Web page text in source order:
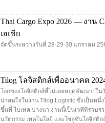
Thai Cargo Expo 2026 — งาน
เอเชีย
จัดขึ้นระหว่างวันที่ 28-29-30 มกราคม
Tilog โลจิสติกส์เพื่ออนาคต 2024
โลกของโลจิสติกส์ที่ไม่เคยหยุดพัฒนา! ใ
น่าสนใจในงาน Tilog Logistic ซึ่งเป็นห
ขึ้นที่ ไบเทค บางนา งานนี้เป็นเวทีที่รวบ
นวัตกรรม เทคโนโลยี และโซลูชันโลจิสติ